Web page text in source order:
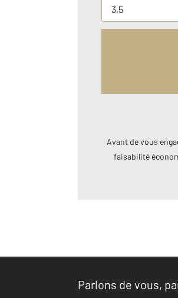
Avant de vous
faisabilité
Parlons de vous,